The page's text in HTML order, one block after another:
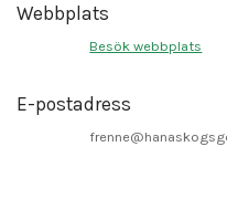
Webbplats
Besök webbplats
E-postadress